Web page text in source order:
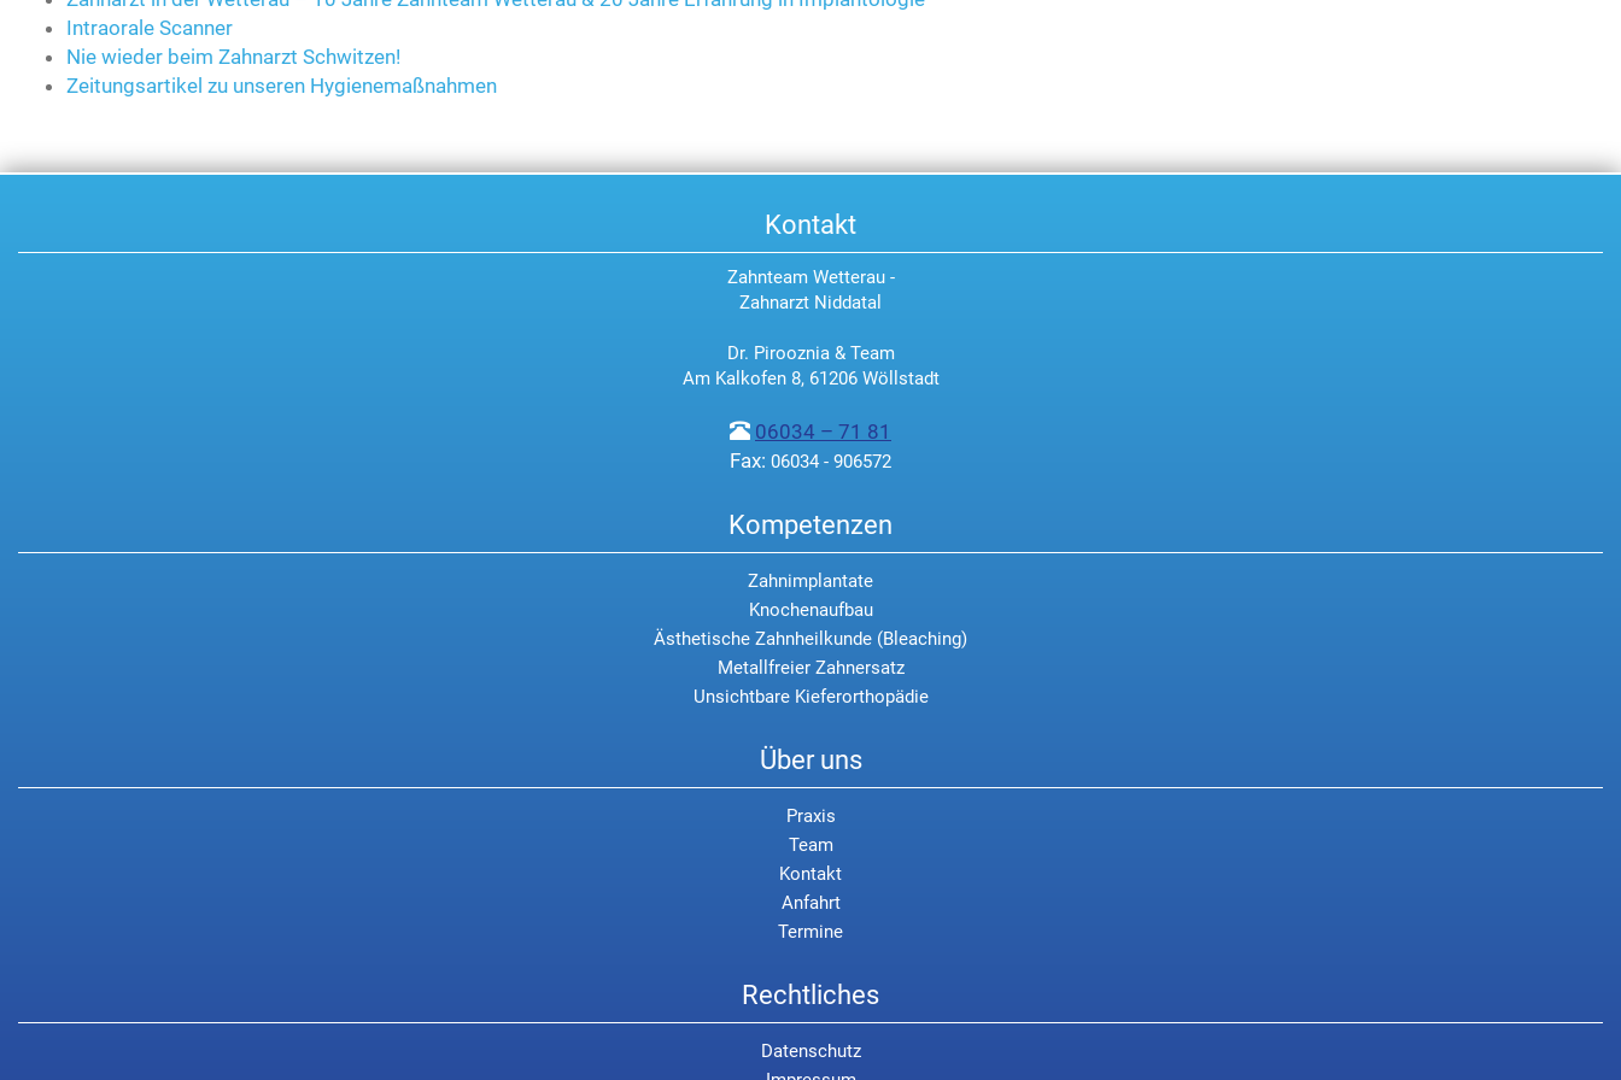
Intraorale Scanner
Nie wieder beim Zahnarzt Schwitzen!
Zeitungsartikel zu unseren Hygienemaßnahmen
Kontakt
Zahnteam Wetterau -
Zahnarzt Niddatal
Dr. Pirooznia & Team
Am Kalkofen 8, 61206 Wöllstadt
06034 – 71 81
Fax: 06034 - 906572
Kompetenzen
Zahnimplantate
Knochenaufbau
Ästhetische Zahnheilkunde (Bleaching)
Metallfreier Zahnersatz
Unsichtbare Kieferorthopädie
Über uns
Praxis
Team
Kontakt
Anfahrt
Termine
Rechtliches
Datenschutz